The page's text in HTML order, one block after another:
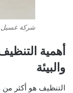
شركة غسيل
أهمية
والبيئة
التنظيف هو أكثر